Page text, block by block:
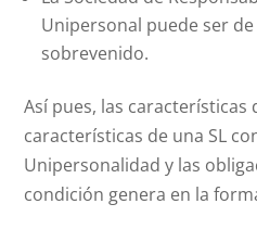
Unipersonal puede ser
sobrevenido.
Así pues, las características
características de una SL
Unipersonalidad y las
condición genera en la